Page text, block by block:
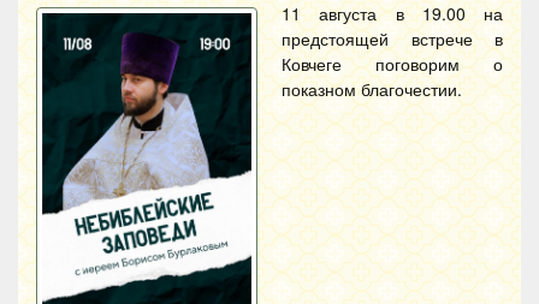
11 августа в 19.00 на
предстоящей встрече в
Ковчеге поговорим о
показном благочестии.